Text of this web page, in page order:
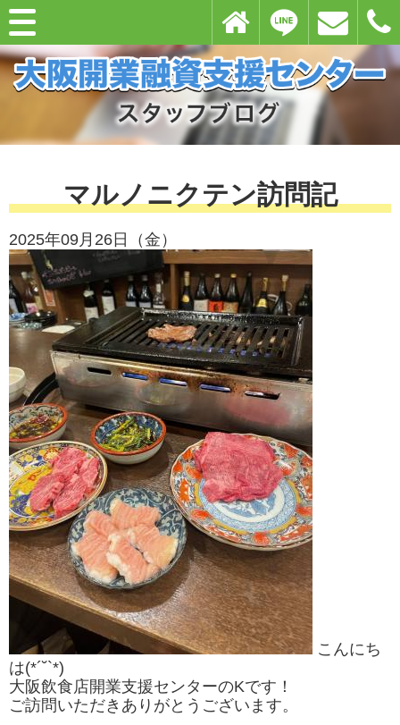
マルノニクテン訪問記
2025年09月26日（金）
こんにち
は(*´˘`*)
大阪飲食店開業支援センターのKです！
ご訪問いただきありがとうございます。